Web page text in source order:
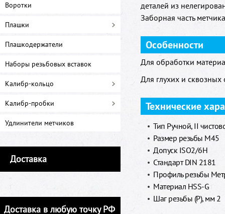
Воротки
Плашки
Плашкодержатели
Наборы резьбовых вставок
Калибр-кольцо
Калибр-пробки
Удлинители метчиков
Доставка
Доставка в любую точку РФ
деталей из
Заборная часть
Особенности
Для обработки
Для глухих и сквозных
Технические
Тип Ручной, II
Размер резьбы M45
Допуск ISO2/6H
Стандарт DIN 2181
Профиль резьбы
Материал HSS-G
Шаг резьбы (P), мм 2